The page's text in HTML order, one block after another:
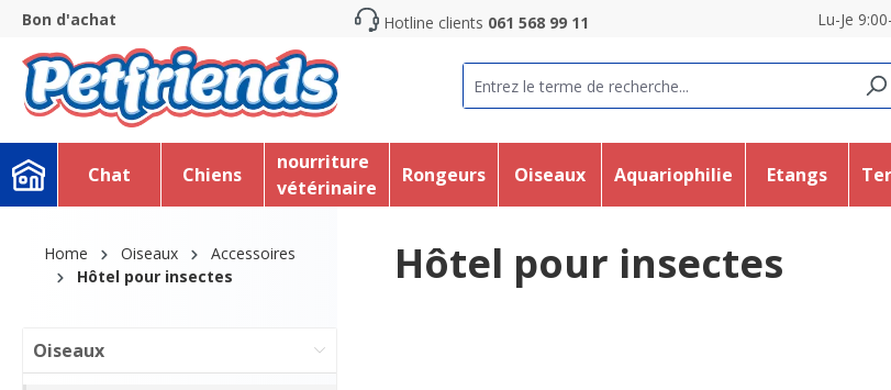
Passer à la navigation principale
Bon d'achat Hotline clients 061 568 99 11 Lu-Je
Chat Chiens
nourriture
vétérinaire
Rongeurs Oiseaux Aquariophilie Etangs
Home Oiseaux
Accessoires
Hôtel pour insectes
Oiseaux
Hôtel pour insectes